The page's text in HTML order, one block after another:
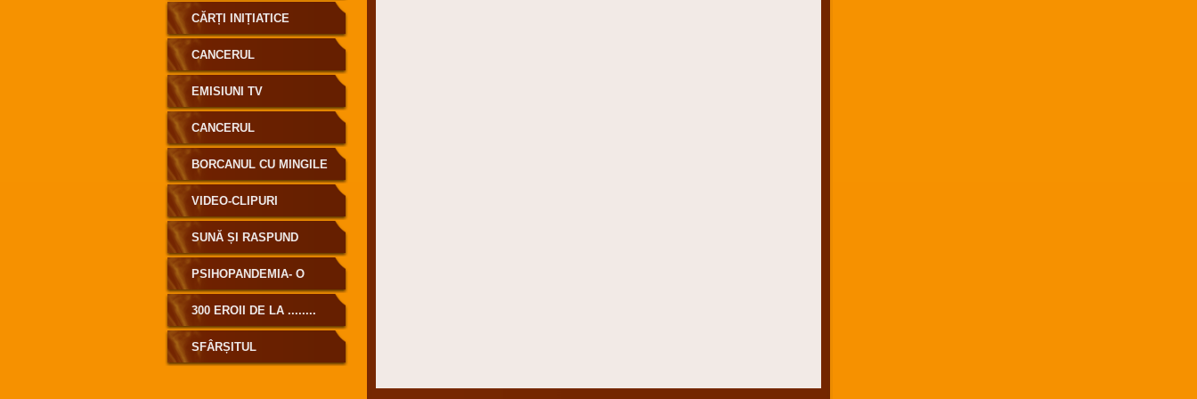
CĂRȚI INIȚIATICE
CANCERUL
EMISIUNI TV
CANCERUL
BORCANUL CU MINGILE
DE GOLF
VIDEO-CLIPURI
SUNĂ ȘI RASPUND
PSIHOPANDEMIA- O
MASCARADĂ MONDIALĂ
300 EROII DE LA ........
SFÂRȘITUL